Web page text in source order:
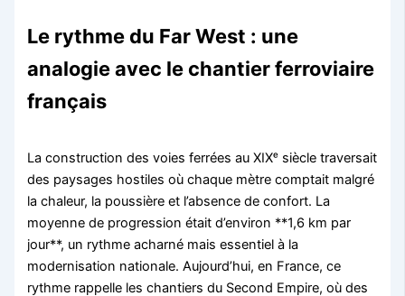
Le rythme du Far West : une
analogie avec le chantier ferroviaire
français
La construction des voies ferrées au XIXᵉ siècle traversait
des paysages hostiles où chaque mètre comptait malgré
la chaleur, la poussière et l’absence de confort. La
moyenne de progression était d’environ **1,6 km par
jour**, un rythme acharné mais essentiel à la
modernisation nationale. Aujourd’hui, en France, ce
rythme rappelle les chantiers du Second Empire, où des